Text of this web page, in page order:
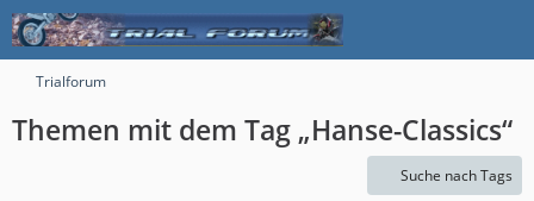
Trialforum
Themen mit dem Tag „Hanse-Classics“
Suche nach Tags